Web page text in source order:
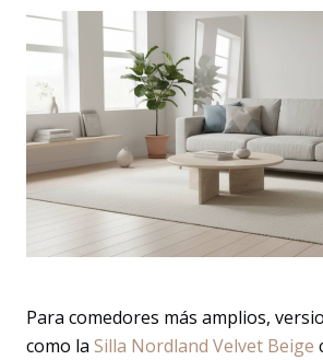
Para comedores más amplios,
como la Silla Nordland Velvet Beige